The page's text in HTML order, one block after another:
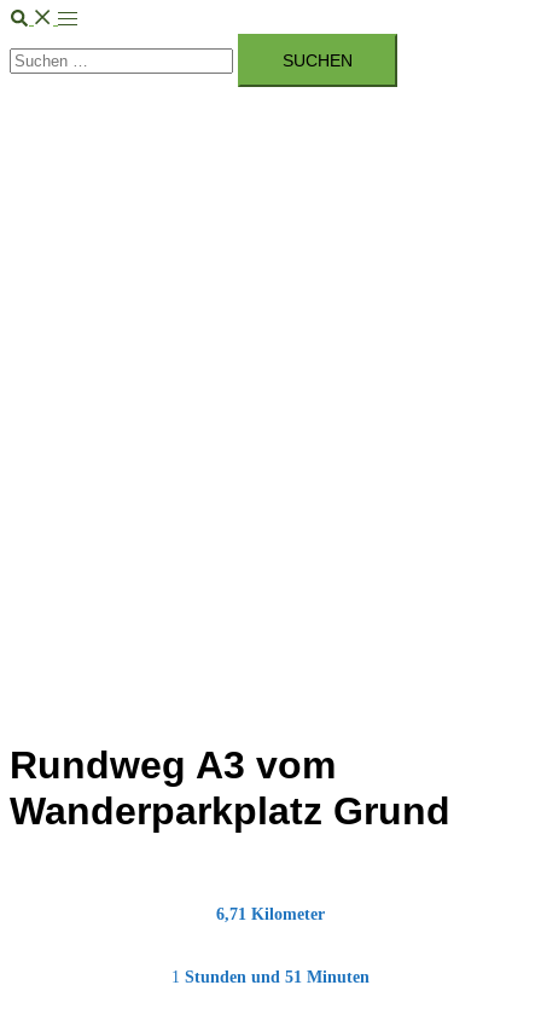
Suche Menü
umschalten
Suchen
nach:
Rundweg A3 vom
Wanderparkplatz Grund
6,71 Kilometer
1 Stunden und 51 Minuten